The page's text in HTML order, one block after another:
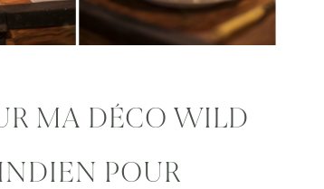
MA DÉCO WILD
POUR